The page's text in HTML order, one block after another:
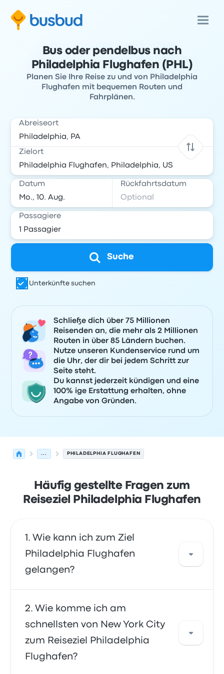
Bus oder pendelbus nach
Philadelphia Flughafen (PHL)
Planen Sie Ihre Reise zu und von Philadelphia
Flughafen mit bequemen Routen und
Fahrplänen.
Abreiseort
Zielort
Datum Rückfahrtsdatum
Passagiere
Suche
Unterkünfte suchen
Schließe dich über 75 Millionen
Reisenden an, die mehr als 2 Millionen
Routen in über 85 Ländern buchen.
Nutze unseren Kundenservice rund um
die Uhr, der dir bei jedem Schritt zur
Seite steht.
Du kannst jederzeit kündigen und eine
100% ige Erstattung erhalten, ohne
Angabe von Gründen.
... PHILADELPHIA FLUGHAFEN
Häufig gestellte Fragen zum
Reiseziel Philadelphia Flughafen
Wie kann ich zum Ziel
Philadelphia Flughafen
gelangen?
Mit dem Verkehrsmittel bus haben Sie eine
direkte Verbindung zum Flughafen. Alternativ
können Sie auch ein Taxi nehmen oder einen
Mitfahrdienst nutzen.
Wie komme ich am
schnellsten von New York City
zum Reiseziel Philadelphia
Flughafen?